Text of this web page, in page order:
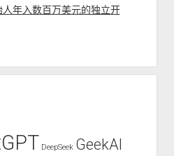
年入数百万美元的独立开
DeepSeek GeekAI